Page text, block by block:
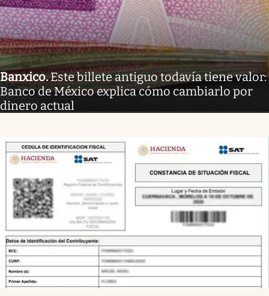
Banxico.Este billete antiguo todavía tiene valor:
Banco de México explica cómo cambiarlo por
dinero actual